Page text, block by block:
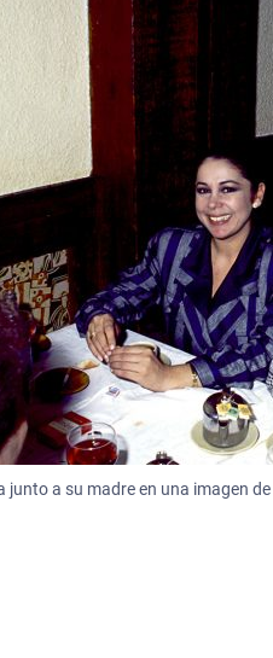
junto a su madre en una imagen